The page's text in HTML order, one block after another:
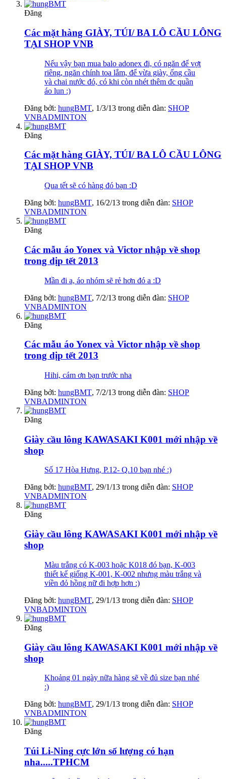
Đăng
Các mặt hàng GIÀY, TÚI/ BA LÔ CẦU LÔNG
TẠI SHOP VNB
Nếu vậy bạn mua balo adonex đi, có ngăn để vợt
riêng, ngăn chính toa lắm, để vừa giày, ống cầu
và chai nước đó, có khi còn nhét thêm đc quần
áo lun :)
Đăng bởi: hungBMT, 1/3/13 trong diễn đàn: SHOP
VNBADMINTON
Đăng
Các mặt hàng GIÀY, TÚI/ BA LÔ CẦU LÔNG
TẠI SHOP VNB
Qua tết sẽ có hàng đó bạn :D
Đăng bởi: hungBMT, 16/2/13 trong diễn đàn: SHOP
VNBADMINTON
Đăng
Các mẫu áo Yonex và Victor nhập về shop
trong dịp tết 2013
Mần đi a, áo nhóm sẽ rẻ hơn đó a :D
Đăng bởi: hungBMT, 7/2/13 trong diễn đàn: SHOP
VNBADMINTON
Đăng
Các mẫu áo Yonex và Victor nhập về shop
trong dịp tết 2013
Hihi, cám ơn bạn trước nha
Đăng bởi: hungBMT, 7/2/13 trong diễn đàn: SHOP
VNBADMINTON
Đăng
Giày cầu lông KAWASAKI K001 mới nhập về
shop
Số 17 Hòa Hưng, P.12- Q.10 bạn nhé :)
Đăng bởi: hungBMT, 29/1/13 trong diễn đàn: SHOP
VNBADMINTON
Đăng
Giày cầu lông KAWASAKI K001 mới nhập về
shop
Màu trắng có K-003 hoặc K018 đó bạn, K-003
thiết kế giống K-001, K-002 nhưng màu trắng và
viền đỏ hồng nữ đi hợp hơn :)
Đăng bởi: hungBMT, 29/1/13 trong diễn đàn: SHOP
VNBADMINTON
Đăng
Giày cầu lông KAWASAKI K001 mới nhập về
shop
Khoảng 01 ngày nữa hàng sẽ về đủ size bạn nhé
:)
Đăng bởi: hungBMT, 29/1/13 trong diễn đàn: SHOP
VNBADMINTON
Đăng
Túi Li-Ning cực lớn số lượng có hạn
nha.....TPHCM